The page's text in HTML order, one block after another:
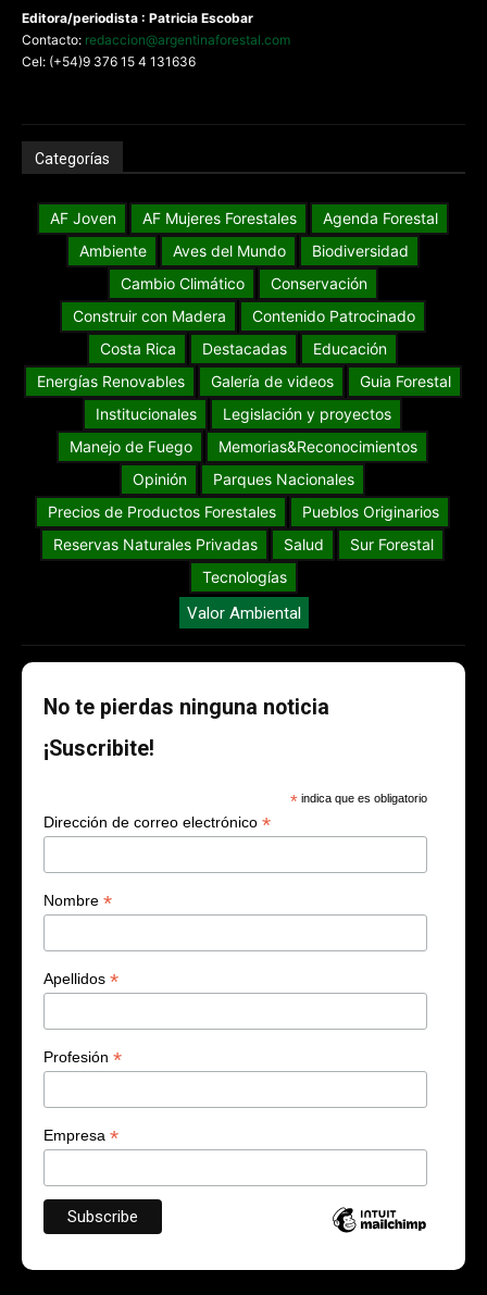
Editora/periodista : Patricia Escobar
Contacto: redaccion@argentinaforestal.com
Cel: (+54)9 376 15 4 131636
Categorías
AF Joven AF Mujeres Forestales
Agenda Forestal
Ambiente
Aves del Mundo
Biodiversidad
Cambio Climático
Conservación
Construir con Madera
Contenido Patrocinado
Costa Rica
Destacadas
Educación
Energías Renovables
Galería de videos
Guia Forestal
Institucionales
Legislación y proyectos
Manejo de Fuego
Memorias&Reconocimientos
Opinión
Parques Nacionales
Precios de Productos Forestales
Pueblos Originarios
Reservas Naturales Privadas
Salud
Sur Forestal
Tecnologías
Valor Ambiental
No te pierdas ninguna noticia
¡Suscribite!
* indica que es obligatorio
Dirección de correo electrónico *
Nombre *
Apellidos *
Profesión *
Empresa *